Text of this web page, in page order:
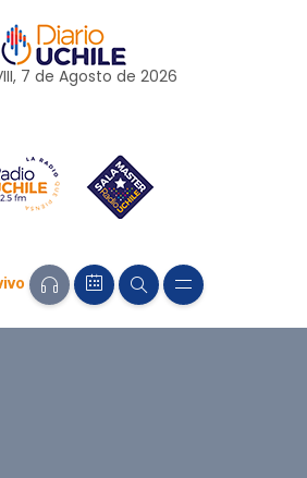
7 de Agosto de 2026